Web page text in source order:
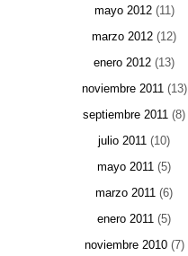
mayo 2012(11)
marzo 2012 (12)
enero 2012 (13)
noviembre 2011(13)
septiembre 2011 (8)
julio 2011 (10)
mayo 2011 (5)
marzo 2011 (6)
enero 2011 (5)
noviembre 2010(7)